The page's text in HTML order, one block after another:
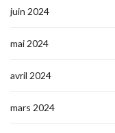
juin 2024
mai 2024
avril 2024
mars 2024